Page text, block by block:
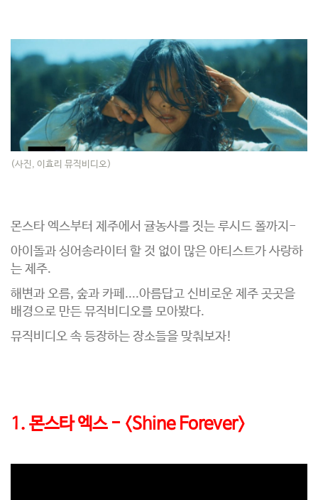
(사진, 이효리 뮤직비디오)
몬스타 엑스부터 제주에서 귤농사를 짓는 루시드 폴까지-
아이돌과 싱어송라이터 할 것 없이 많은 아티스트가 사랑하
는 제주.
해변과 오름, 숲과 카페....아름답고 신비로운 제주 곳곳을
배경으로 만든 뮤직비디오를 모아봤다.
뮤직비디오 속 등장하는 장소들을 맞춰보자!
1. 몬스타 엑스 - <Shine Forever>